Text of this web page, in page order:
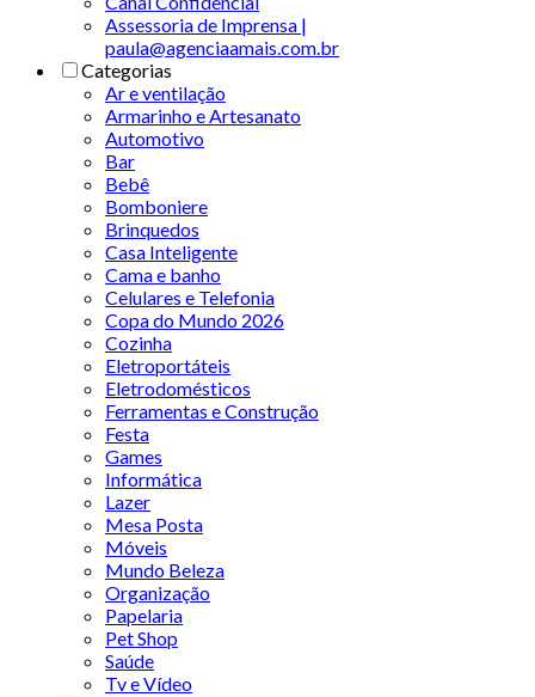
Assessoria de Imprensa |
paula@agenciaamais.com.br
Categorias
Ar e ventilação
Armarinho e Artesanato
Automotivo
Bar
Bebê
Bomboniere
Brinquedos
Casa Inteligente
Cama e banho
Celulares e Telefonia
Copa do Mundo 2026
Cozinha
Eletroportáteis
Eletrodomésticos
Ferramentas e Construção
Festa
Games
Informática
Lazer
Mesa Posta
Móveis
Mundo Beleza
Organização
Papelaria
Pet Shop
Saúde
Tv e Vídeo